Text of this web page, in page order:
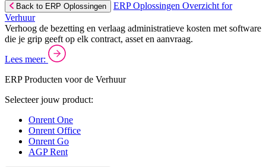
Back to ERP Oplossingen
ERP Oplossingen Overzicht for
Verhuur
Verhoog de bezetting en verlaag administratieve kosten met software
die je grip geeft op elk contract, asset en aanvraag.
Lees meer:
ERP Producten voor de Verhuur
Selecteer jouw product:
Onrent One
Onrent Office
Onrent Go
AGP Rent